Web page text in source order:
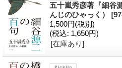
五十嵐秀彦著『細谷
んじのひゃっく）
1,500円(税別)
(税込: 1,650円)
[在庫あり]